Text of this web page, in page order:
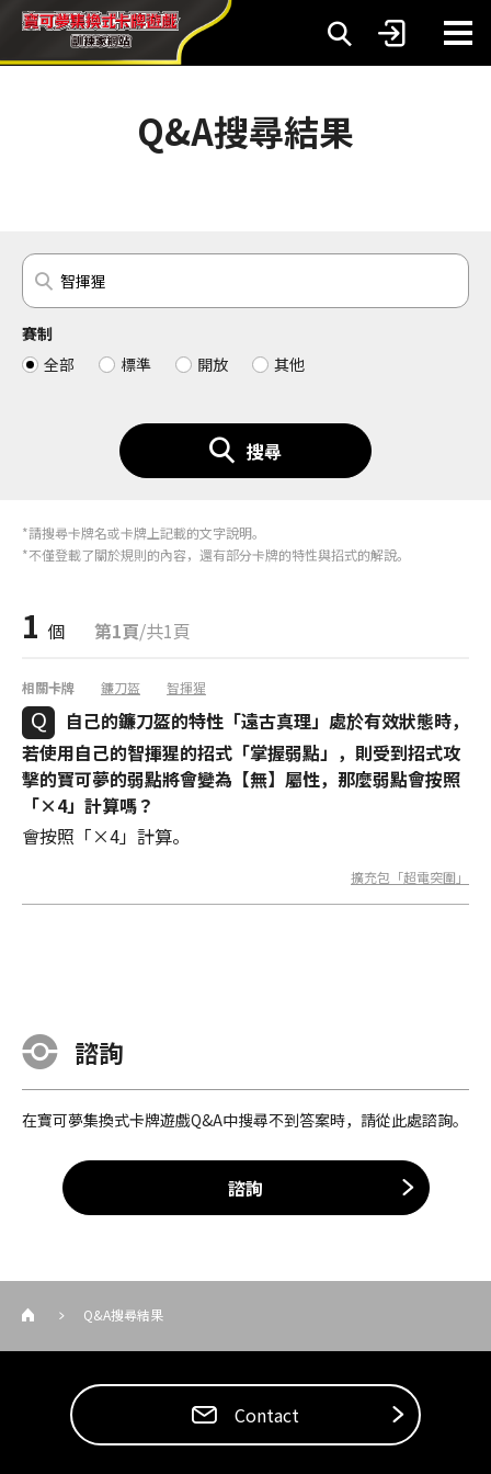
Q&A搜尋結果
賽制
全部
標準 開放 其他
搜尋
*請搜尋卡牌名或卡牌上記載的文字說明。
*不僅登載了關於規則的內容，還有部分卡牌的特性與招式的解說。
1 個 第1頁/共1頁
相關卡牌 鐮刀盔 智揮猩
自己的鐮刀盔的特性「遠古真理」處於有效狀態時，
若使用自己的智揮猩的招式「掌握弱點」，則受到招式攻
擊的寶可夢的弱點將會變為【無】屬性，那麼弱點會按照
「×4」計算嗎？
會按照「×4」計算。
擴充包「超電突圍」
諮詢
在寶可夢集換式卡牌遊戲Q&A中搜尋不到答案時，請從此處諮詢。
諮詢
Q&A搜尋結果
Contact